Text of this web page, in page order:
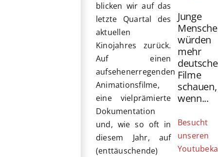
blicken wir auf das
letzte Quartal des
aktuellen
Kinojahres zurück.
Auf einen
aufsehenerregenden
Animationsfilme,
eine vielprämierte
Dokumentation
und, wie so oft in
diesem Jahr, auf
(enttäuschende)
Junge
würden
mehr
deutsche
Filme
schauen,
wenn...
Besucht
unseren